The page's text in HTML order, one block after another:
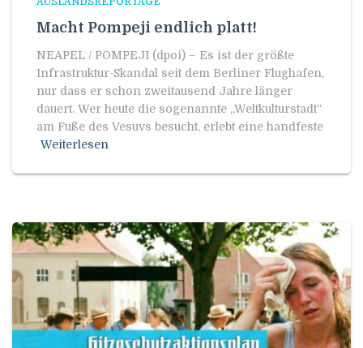
Macht Pompeji endlich platt!
NEAPEL / POMPEJI (dpoi) – Es ist der größte
Infrastruktur-Skandal seit dem Berliner Flughafen,
nur dass er schon zweitausend Jahre länger
dauert. Wer heute die sogenannte „Weltkulturstadt“
am Fuße des Vesuvs besucht, erlebt eine handfeste
Weiterlesen